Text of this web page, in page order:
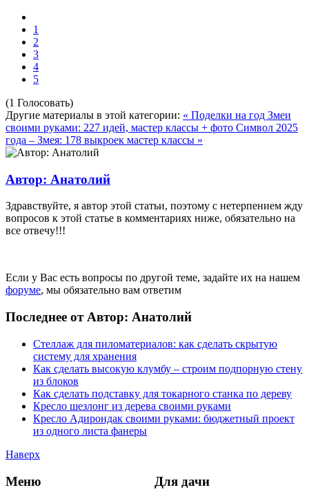
1
2
3
4
5
(1 Голосовать)
Другие материалы в этой категории: « Поделки на год Змеи
своими руками: 227 идей, мастер классы + фото Символ 2025
года – Змея: 178 выкроек мастер классы »
Автор: Анатолий
Здравствуйте, я автор этой статьи, поэтому с нетерпением жду
вопросов к этой статье в комментариях ниже, обязательно на
все отвечу!!!
Если у Вас есть вопросы по другой теме, задайте их на нашем
форуме, мы обязательно вам ответим
Последнее от Автор: Анатолий
Стеллаж для пиломатериалов: как сделать скрытую
систему для хранения
Как сделать высокую клумбу – строим подпорную стену
из блоков
Как сделать подставку для токарного станка по дереву
Кресло шезлонг из дерева своими руками
Кресло Адирондак своими руками: бюджетный проект
из одного листа фанеры
Наверх
Меню Для дачи